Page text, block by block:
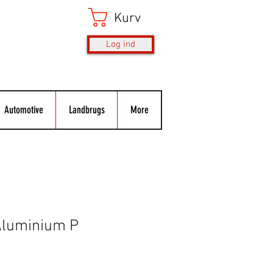
Kurv
Log ind
Automotive Landbrugs More
P